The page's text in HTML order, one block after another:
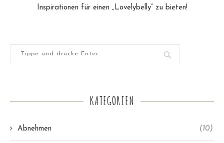
Inspirationen für einen „Lovelybelly“ zu bieten!
KATEGORIEN
Abnehmen (10)